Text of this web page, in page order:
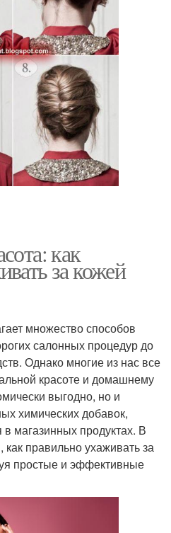
как
за кожей
множество способов
салонных процедур до
Однако многие из нас все
красоте и домашнему
выгодно, но и
химических добавок,
магазинных продуктах. В
правильно ухаживать за
простые и эффективные